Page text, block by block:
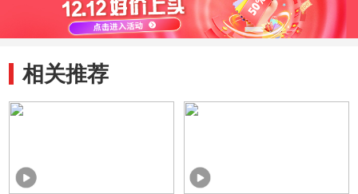
相关推荐